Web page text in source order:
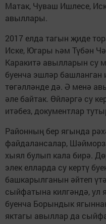
Матак, Чуваш Ишлесе,
авыллары.
2017 елда тагын җиде
Иске, Югары һәм Түбән
Каракитә авылларын су
буенча эшләр
төгәлләнде дә. Ә менә
әле байтак. Өйләргә су
итәбез, документлар
Районның бер ягында
файдалансалар,
хыял булып кала бирә.
элек елларда су кертү
башкарылганын әйтеп
сыйфатына килгәндә, ул
буенча Борындык
яктагы авыллар да